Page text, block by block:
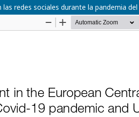
redes sociales durante la pandemia